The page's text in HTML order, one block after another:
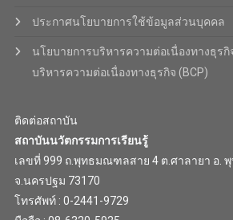
ประกาศนโยบายการใช้ข้อมูลส่วนบุคคล
นโยบายการบริหารความต่อเนื่องทางธุรกิ
บริหารความต่อเนื่องทางธุรกิจ (BCP)
ติดต่อสถาบัน
สถาบันนวัตกรรมการเรียนรู้
เลขที่ 999 ถ.พุทธมณฑลสาย 4 ต.ศาลายา อ.
จ.นครปฐม 73170
โทรศัพท์ : 0-2441-9729